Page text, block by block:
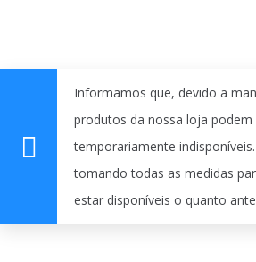
Informamos que, devido a
produtos da nossa loja podem
temporariamente
tomando todas as medidas
estar disponíveis o quanto